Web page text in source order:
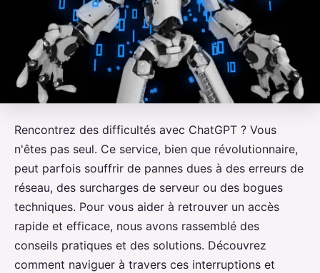
Rencontrez des difficultés avec ChatGPT ? Vous
n'êtes pas seul. Ce service, bien que révolutionnaire,
peut parfois souffrir de pannes dues à des erreurs de
réseau, des surcharges de serveur ou des bogues
techniques. Pour vous aider à retrouver un accès
rapide et efficace, nous avons rassemblé des
conseils pratiques et des solutions. Découvrez
comment naviguer à travers ces interruptions et